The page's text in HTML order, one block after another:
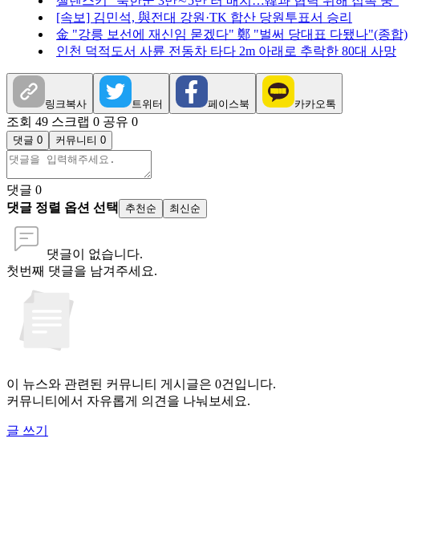
[속보] 김민석, 與전대 강원·TK 합산 당원투표서 승리
金 "강릉 보선에 재신임 묻겠다" 鄭 "벌써 당대표 다됐나"(종합)
인천 덕적도서 사륜 전동차 타다 2m 아래로 추락한 80대 사망
링크복사 트위터 페이스북 카카오톡
조회 49 스크랩 0 공유 0
댓글 0 커뮤니티 0
댓글 0
댓글 정렬 옵션 선택
추천순 최신순
댓글이 없습니다.
첫번째 댓글을 남겨주세요.
이 뉴스와 관련된 커뮤니티 게시글은 0건입니다.
커뮤니티에서 자유롭게 의견을 나눠보세요.
글 쓰기